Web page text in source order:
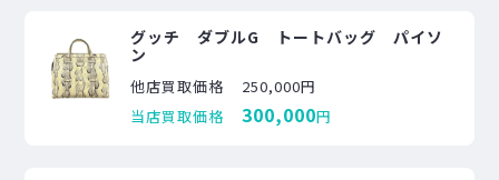
グッチ ダブルG トートバッグ パイソ
ン
他店買取価格
250,000円
当店買取価格
300,000円